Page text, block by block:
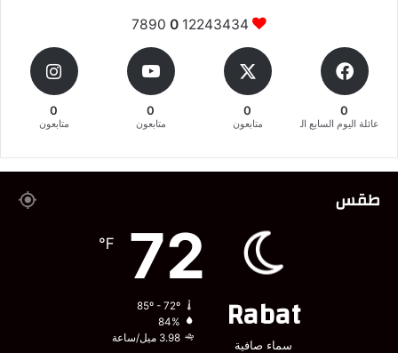
12243434
0
0
عائلة اليوم السابع المغربية
0
متابعون
0
متابعون
0
متابعون
طقس
Rabat
سماء صافية
72
℉
85º - 72º
84%
3.98 ميل/ساعة